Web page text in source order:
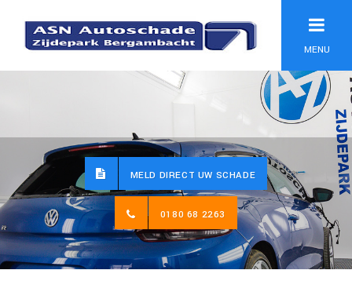
MENU
MELD DIRECT UW SCHADE
0180 68 2263